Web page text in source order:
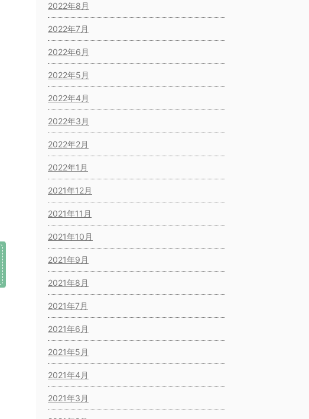
2022年8月
2022年7月
2022年6月
2022年5月
2022年4月
2022年3月
2022年2月
2022年1月
2021年12月
2021年11月
2021年10月
2021年9月
2021年8月
2021年7月
2021年6月
2021年5月
2021年4月
2021年3月